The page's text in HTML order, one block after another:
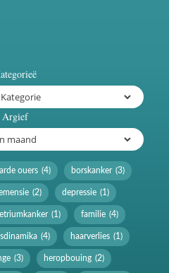
Argief
ouers (4) borskanker (3)
(2) depressie (1)
(1) familie (4)
(4) haarverlies (1)
(3) heropbouing (2)